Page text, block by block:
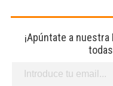
¡Apúntate a